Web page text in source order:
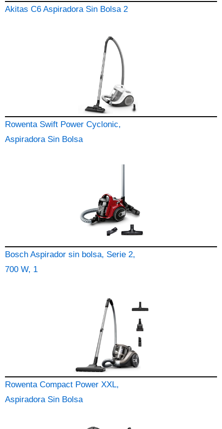
Akitas C6 Aspiradora Sin Bolsa 2
Rowenta Swift Power Cyclonic,
Aspiradora Sin Bolsa
Bosch Aspirador sin bolsa, Serie 2,
700 W, 1
Rowenta Compact Power XXL,
Aspiradora Sin Bolsa